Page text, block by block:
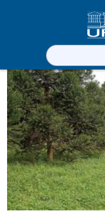
Pesquisar
por: